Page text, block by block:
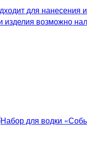
для
возможно